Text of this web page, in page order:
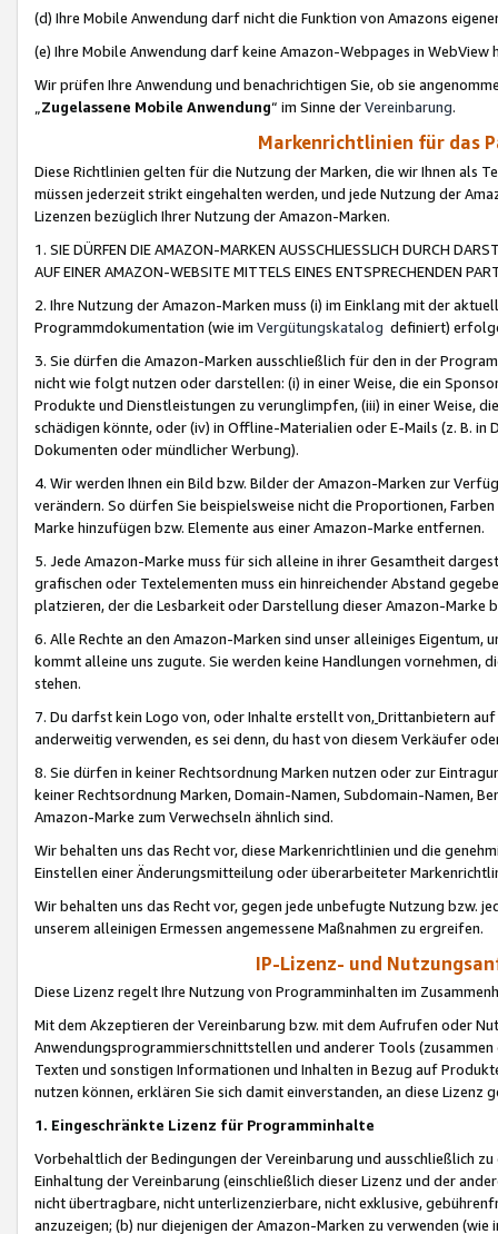
(d) Ihre Mobile Anwendung darf nicht die Funktion von Amazons
(e) Ihre Mobile Anwendung darf keine Amazon-Webpages in WebView
Wir prüfen Ihre Anwendung und benachrichtigen Sie, ob sie
„Zugelassene Mobile Anwendung“ im Sinne derVereinbarung.
Markenrichtlinien für das
Diese Richtlinien gelten für die Nutzung der Marken, die wir Ihnen als
müssen jederzeit strikt eingehalten werden, und jede Nutzung der
Lizenzen bezüglich Ihrer Nutzung der Amazon-Marken.
1. SIE DÜRFEN DIE AMAZON-MARKEN AUSSCHLIESSLICH DURCH
AUF EINER AMAZON-WEBSITE MITTELS EINES ENTSPRECHENDEN
2. Ihre Nutzung der Amazon-Marken muss (i) im Einklang mit der
Programmdokumentation (wie im Vergütungskatalog definiert)
3. Sie dürfen die Amazon-Marken ausschließlich für den in der
nicht wie folgt nutzen oder darstellen: (i) in einer Weise, die ein
Produkte und Dienstleistungen zu verunglimpfen, (iii) in einer Weise,
schädigen könnte, oder (iv) in Offline-Materialien oder E-Mails (z. B. in
Dokumenten oder mündlicher Werbung).
4. Wir werden Ihnen ein Bild bzw. Bilder der Amazon-Marken zur
verändern. So dürfen Sie beispielsweise nicht die Proportionen,
Marke hinzufügen bzw. Elemente aus einer Amazon-Marke entfernen.
5. Jede Amazon-Marke muss für sich alleine in ihrer Gesamtheit
grafischen oder Textelementen muss ein hinreichender Abstand
platzieren, der die Lesbarkeit oder Darstellung dieser Amazon-Marke
6. Alle Rechte an den Amazon-Marken sind unser alleiniges
kommt alleine uns zugute. Sie werden keine Handlungen vornehmen,
stehen.
7. Du darfst kein Logo von, oder Inhalte erstellt von,Drittanbietern auf
anderweitig verwenden, es sei denn, du hast von diesem Verkäufer
8. Sie dürfen in keiner Rechtsordnung Marken nutzen oder zur
keiner Rechtsordnung Marken, Domain-Namen, Subdomain-Namen,
Amazon-Marke zum Verwechseln ähnlich sind.
Wir behalten uns das Recht vor, diese Markenrichtlinien und die
Einstellen einer Änderungsmitteilung oder überarbeiteter
Wir behalten uns das Recht vor, gegen jede unbefugte Nutzung bzw.
unserem alleinigen Ermessen angemessene Maßnahmen zu ergreifen.
IP-Lizenz- und
Diese Lizenz regelt Ihre Nutzung von Programminhalten im
Mit dem Akzeptieren der Vereinbarung bzw. mit dem Aufrufen oder
Anwendungsprogrammierschnittstellen und anderer Tools (zusammen
Texten und sonstigen Informationen und Inhalten in Bezug auf
nutzen können, erklären Sie sich damit einverstanden, an diese Lizenz
1. Eingeschränkte Lizenz für Programminhalte
Vorbehaltlich der Bedingungen der Vereinbarung und ausschließlich
Einhaltung der Vereinbarung (einschließlich dieser Lizenz und der
nicht übertragbare, nicht unterlizenzierbare, nicht exklusive,
anzuzeigen; (b) nur diejenigen der Amazon-Marken zu verwenden